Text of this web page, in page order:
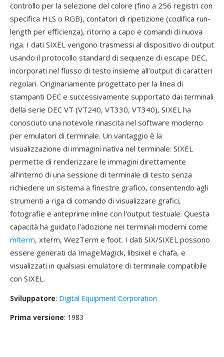
controllo per la selezione del colore (fino a 256 registri con
specifica HLS o RGB), contatori di ripetizione (codifica run-
length per efficienza), ritorno a capo e comandi di nuova
riga. I dati SIXEL vengono trasmessi al dispositivo di output
usando il protocollo standard di sequenze di escape DEC,
incorporati nel flusso di testo insieme all'output di caratteri
regolari. Originariamente progettato per la linea di
stampanti DEC e successivamente supportato dai terminali
della serie DEC VT (VT240, VT330, VT340), SIXEL ha
conosciuto una notevole rinascita nel software moderno
per emulatori di terminale. Un vantaggio è la
visualizzazione di immagini nativa nel terminale: SIXEL
permette di renderizzare le immagini direttamente
all'interno di una sessione di terminale di testo senza
richiedere un sistema a finestre grafico, consentendo agli
strumenti a riga di comando di visualizzare grafici,
fotografie e anteprime inline con l'output testuale. Questa
capacità ha guidato l'adozione nei terminali moderni come
mlterm, xterm, WezTerm e foot. I dati SIX/SIXEL possono
essere generati da ImageMagick, libsixel e chafa, e
visualizzati in qualsiasi emulatore di terminale compatibile
con SIXEL.
Sviluppatore: Digital Equipment Corporation
Prima versione: 1983